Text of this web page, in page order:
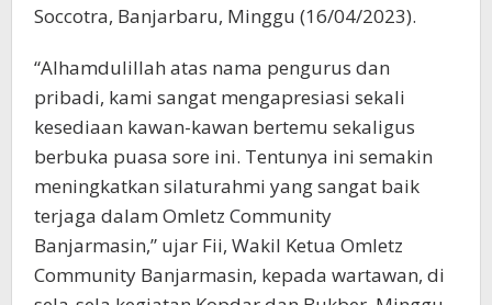
Soccotra, Banjarbaru, Minggu (16/04/2023).
“Alhamdulillah atas nama pengurus dan
pribadi, kami sangat mengapresiasi sekali
kesediaan kawan-kawan bertemu sekaligus
berbuka puasa sore ini. Tentunya ini semakin
meningkatkan silaturahmi yang sangat baik
terjaga dalam Omletz Community
Banjarmasin,” ujar Fii, Wakil Ketua Omletz
Community Banjarmasin, kepada wartawan, di